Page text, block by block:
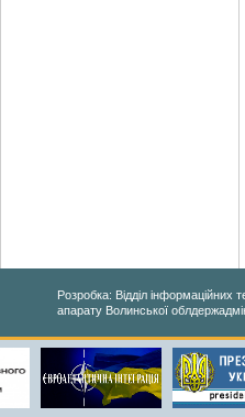
Розробка: Відділ інформаційних
апарату Волинської